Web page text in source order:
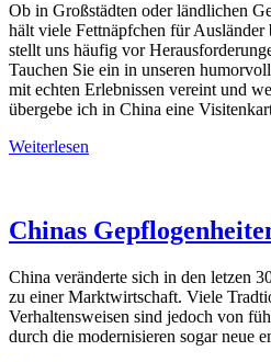
Ob in Großstädten oder ländlichen
hält viele Fettnäpfchen für
stellt uns häufig vor
Tauchen Sie ein in unseren
mit echten Erlebnissen vereint und
übergebe ich in China eine
Weiterlesen
Chinas
China veränderte sich in den letzen
zu einer Marktwirtschaft. Viele
Verhaltensweisen sind jedoch von
durch die modernisieren sogar neue